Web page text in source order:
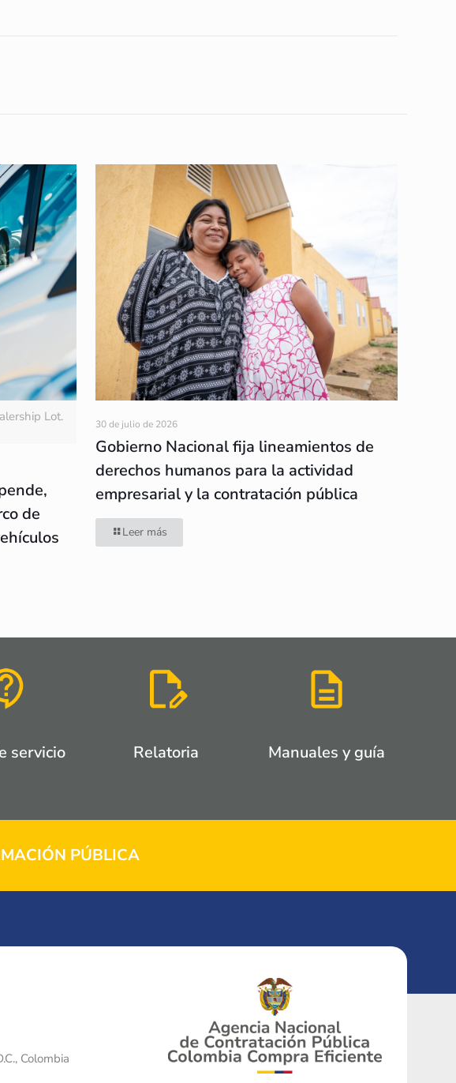
Lot.
de
30 de julio de 2026
Gobierno Nacional fija lineamientos de
derechos humanos para la actividad
empresarial y la contratación pública
Leer más
servicio Relatoria Manuales y guía
PÚBLICA
Colombia